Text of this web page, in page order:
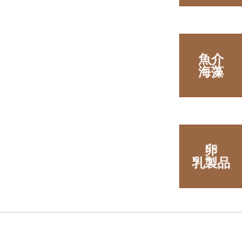
魚介
海藻
卵
乳製品